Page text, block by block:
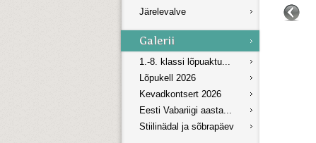
Järelevalve
1.-8. klassi lõpuaktu...
Lõpukell 2026
Kevadkontsert 2026
Eesti Vabariigi aasta...
Stiilinädal ja sõbrapäev